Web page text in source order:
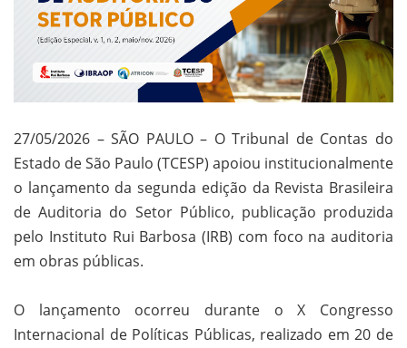
27/05/2026 – SÃO PAULO – O Tribunal de Contas do
Estado de São Paulo (TCESP) apoiou institucionalmente
o lançamento da segunda edição da Revista Brasileira
de Auditoria do Setor Público, publicação produzida
pelo Instituto Rui Barbosa (IRB) com foco na auditoria
em obras públicas.
O lançamento ocorreu durante o X Congresso
Internacional de Políticas Públicas, realizado em 20 de